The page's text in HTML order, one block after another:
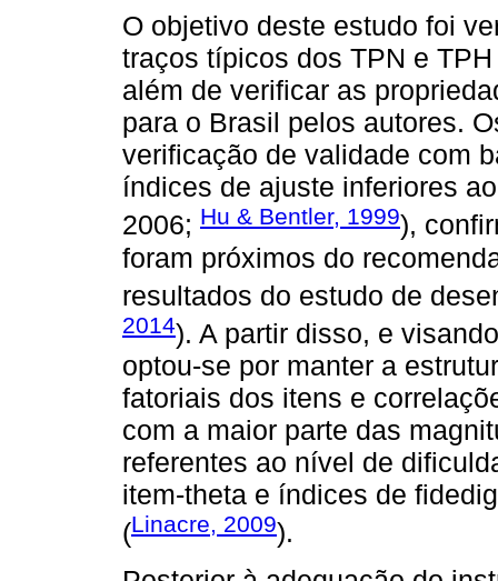
O objetivo deste estudo foi
traços típicos dos TPN e
além de verificar as
para o Brasil pelos autores.
verificação de validade com
índices de ajuste inferiores
2006; Hu & Bentler, 1999),
foram próximos do
resultados do estudo de
2014). A partir disso, e
optou-se por manter a
fatoriais dos itens e
com a maior parte das
referentes ao nível de
item-theta e índices de
(Linacre, 2009).